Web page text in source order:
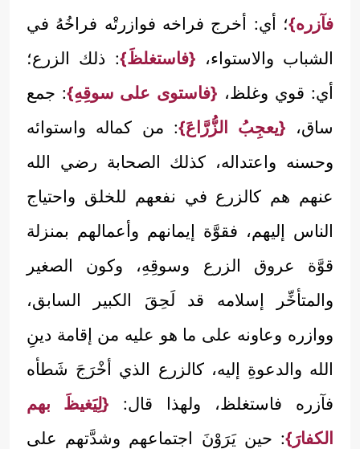
فآزره}؛ أي: أخرج فراخه فوازرتْه فراخُهُ في
الشباب والاستواء، {فاستغلظَ}: ذلك الزرع؛
أي: قوي وغلظ، {فاستوى على سوقِهِ}: جمع
ساق، {يعجِبُ الزُّرَّاعَ}: من كماله واستوائه
وحسنه واعتداله، كذلك الصحابة رضي الله
عنهم هم كالزرع في نفعهم للخلق واحتياج
الناس إليهم، فقوَّة إيمانهم وأعمالهم بمنزلة
قوَّة عروق الزرع وسوقِهِ، وكون الصغير
والمتأخِّر إسلامه قد لَحِقَ الكبير السابق،
ووازره وعاونه على ما هو عليه من إقامة دينِ
الله والدعوةِ إليه، كالزرع الذي أخْرَجَ شَطأه
فآزره فاستغلظ، ولهذا قال: {لِيَغيظَ بهم
الكفارَ}: حين يَرَوْنَ اجتماعهم وشدَّتهم على